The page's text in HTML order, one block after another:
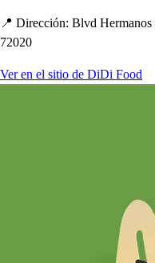
📍 Dirección: Blvd Hermanos
72020
Ver en el sitio de DiDi Food